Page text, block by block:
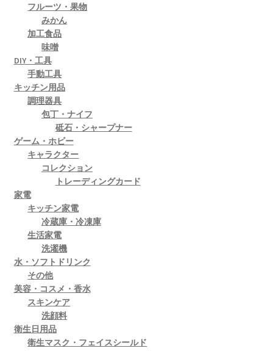
フルーツ・果物
みかん
加工食品
味噌
DIY・工具
手動工具
キッチン用品
調理器具
包丁・ナイフ
砥石・シャープナー
ゲーム・ホビー
キャラクター
コレクション
トレーディングカード
家電
キッチン家電
冷蔵庫・冷凍庫
生活家電
洗濯機
水・ソフトドリンク
その他
美容・コスメ・香水
スキンケア
洗顔料
衛生日用品
衛生マスク・フェイスシールド